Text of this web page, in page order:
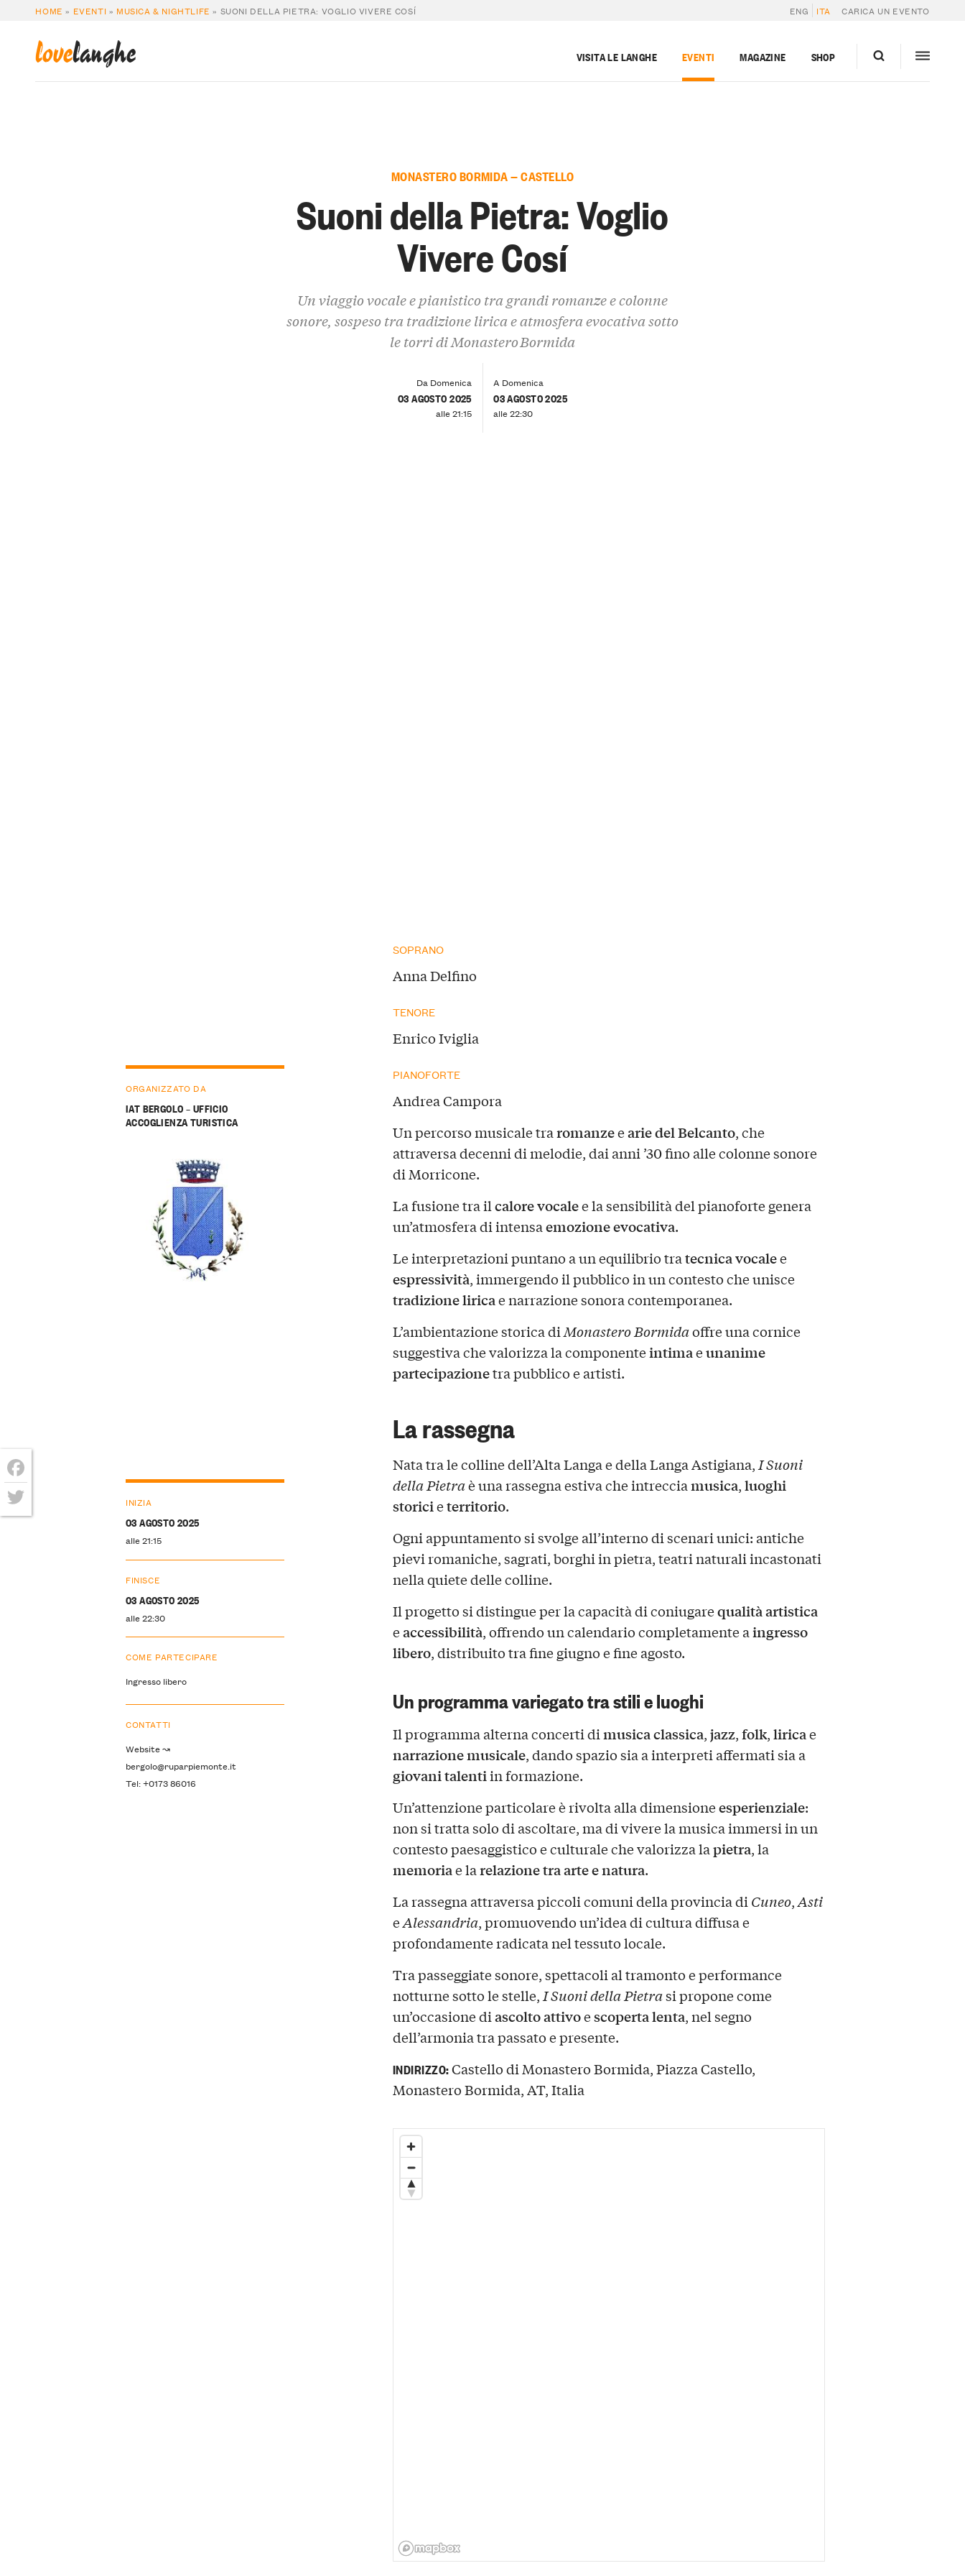
HOME » EVENTI » MUSICA & NIGHTLIFE » SUONI DELLA PIETRA: VOGLIO VIVERE COSÍ ENG ITA CARICA UN EVENTO
lovelanghe VISITA LE LANGHE EVENTI MAGAZINE SHOP
MONASTERO BORMIDA — CASTELLO
Suoni della Pietra: Voglio
Vivere Cosí
Un viaggio vocale e pianistico tra grandi romanze e colonne
sonore, sospeso tra tradizione lirica e atmosfera evocativa sotto
le torri di Monastero Bormida
Da Domenica
03 AGOSTO 2025
alle 21:15
A Domenica
03 AGOSTO 2025
alle 22:30
SOPRANO
Anna Delfino
TENORE
Enrico Iviglia
PIANOFORTE
Andrea Campora
Un percorso musicale traromanzeearie del Belcanto, che
attraversa decenni di melodie, dai anni ’30 fino alle colonne sonore
di Morricone.
La fusione tra ilcalore vocalee la sensibilità del pianoforte genera
un’atmosfera di intensaemozione evocativa.
Le interpretazioni puntano a un equilibrio tratecnica vocalee
espressività, immergendo il pubblico in un contesto che unisce
tradizione liricae narrazione sonora contemporanea.
L’ambientazione storica diMonastero Bormidaoffre una cornice
suggestiva che valorizza la componenteintimaeunanime
partecipazionetra pubblico e artisti.
La rassegna
Nata tra le colline dell’Alta Langa e della Langa Astigiana,I Suoni
della Pietraè una rassegna estiva che intrecciamusica,luoghi
storicieterritorio.
Ogni appuntamento si svolge all’interno di scenari unici: antiche
pievi romaniche, sagrati, borghi in pietra, teatri naturali incastonati
nella quiete delle colline.
Il progetto si distingue per la capacità di coniugarequalità artistica
eaccessibilità, offrendo un calendario completamente aingresso
libero, distribuito tra fine giugno e fine agosto.
Un programma variegato tra stili e luoghi
Il programma alterna concerti dimusica classica,jazz,folk,liricae
narrazione musicale, dando spazio sia a interpreti affermati sia a
giovani talentiin formazione.
Un’attenzione particolare è rivolta alla dimensioneesperienziale:
non si tratta solo di ascoltare, ma di vivere la musica immersi in un
contesto paesaggistico e culturale che valorizza lapietra, la
memoriae larelazione tra arte e natura.
La rassegna attraversa piccoli comuni della provincia di Cuneo,Asti
eAlessandria, promuovendo un’idea di cultura diffusa e
profondamente radicata nel tessuto locale.
Tra passeggiate sonore, spettacoli al tramonto e performance
notturne sotto le stelle, I Suoni della Pietrasi propone come
un’occasione diascolto attivoescoperta lenta, nel segno
dell’armonia tra passato e presente.
ORGANIZZATO DA
IAT BERGOLO – UFFICIO
ACCOGLIENZA TURISTICA
INIZIA
03 AGOSTO 2025
alle 21:15
FINISCE
03 AGOSTO 2025
alle 22:30
COME PARTECIPARE
Ingresso libero
CONTATTI
Website ↝
bergolo@ruparpiemonte.it
Tel: +0173 86016
INDIRIZZO:Castello di Monastero Bormida, Piazza Castello,
Monastero Bormida, AT, Italia
Facebook
Twitter